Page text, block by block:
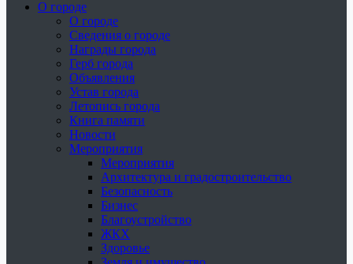
О городе
О городе
Сведения о городе
Награды города
Герб города
Объявления
Устав города
Летопись города
Книга памяти
Новости
Мероприятия
Мероприятия
Архитектура и градостроительство
Безопасность
Бизнес
Благоустройство
ЖКХ
Здоровье